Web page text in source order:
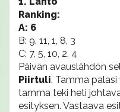
Ranking:
A: 6
B: 9, 11, 1, 8, 3
C: 7, 5, 10, 2, 4
Päivän avauslähdön
Piirtuli. Tamma palasi
tamma teki heti
esityksen. Vastaava